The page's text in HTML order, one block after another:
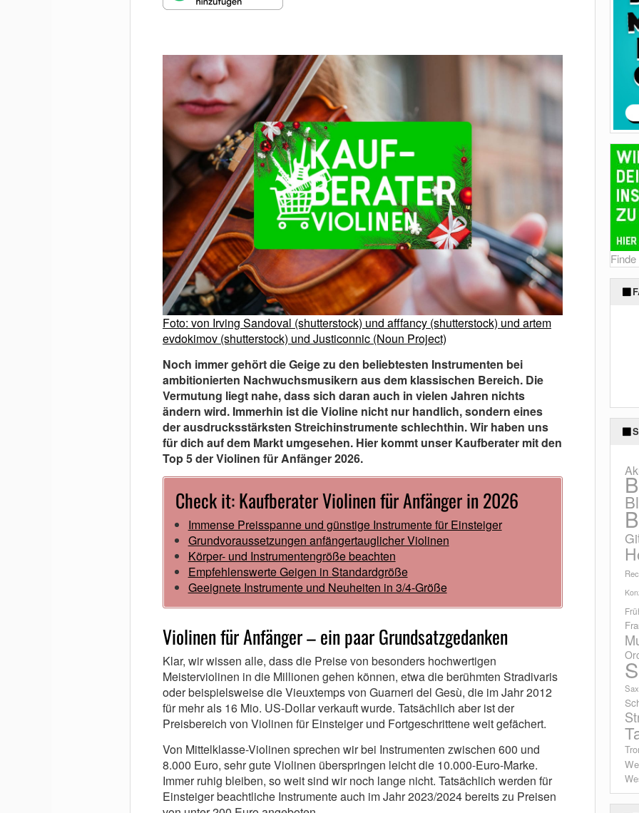
Foto: von Irving Sandoval (shutterstock) und afffancy (shutterstock) und artem
evdokimov (shutterstock) und Justiconnic (Noun Project)
Noch immer gehört die Geige zu den beliebtesten Instrumenten bei
ambitionierten Nachwuchsmusikern aus dem klassischen Bereich. Die
Vermutung liegt nahe, dass sich daran auch in vielen Jahren nichts
ändern wird. Immerhin ist die Violine nicht nur handlich, sondern eines
der ausdrucksstärksten Streichinstrumente schlechthin. Wir haben uns
für dich auf dem Markt umgesehen. Hier kommt unser Kaufberater mit den
Top 5 der Violinen für Anfänger 2026.
Check it: Kaufberater Violinen für Anfänger in 2026
Immense Preisspanne und günstige Instrumente für Einsteiger
Grundvoraussetzungen anfängertauglicher Violinen
Körper- und Instrumentengröße beachten
Empfehlenswerte Geigen in Standardgröße
Geeignete Instrumente und Neuheiten in 3/4-Größe
Violinen für Anfänger – ein paar Grundsatzgedanken
Klar, wir wissen alle, dass die Preise von besonders hochwertigen
Meisterviolinen in die Millionen gehen können, etwa die berühmten Stradivaris
oder beispielsweise die Vieuxtemps von Guarneri del Gesù, die im Jahr 2012
für mehr als 16 Mio. US-Dollar verkauft wurde. Tatsächlich aber ist der
Preisbereich von Violinen für Einsteiger und Fortgeschrittene weit gefächert.
Von Mittelklasse-Violinen sprechen wir bei Instrumenten zwischen 600 und
8.000 Euro, sehr gute Violinen überspringen leicht die 10.000-Euro-Marke.
Immer ruhig bleiben, so weit sind wir noch lange nicht. Tatsächlich werden für
Einsteiger beachtliche Instrumente auch im Jahr 2023/2024 bereits zu Preisen